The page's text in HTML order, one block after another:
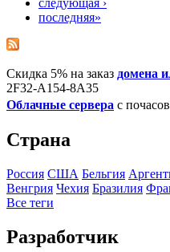
последняя»
Скидка 5% на заказ домена
2F32-A154-8A35
Облачные сервера с
Страна
Росcия США Бельгия
Венгрия Чехия Бразилия
Все теги
Разработчик